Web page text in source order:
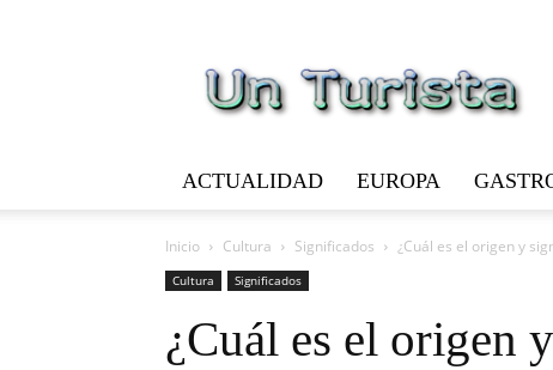
Turista
ACTUALIDAD EUROPA
Inicio Cultura Significados ¿Cuál es el origen y
Cultura Significados
¿Cuál es el origen